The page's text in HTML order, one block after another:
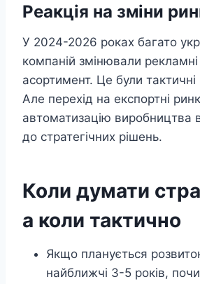
Реакція на зміни
У 2024-2026 роках багато
компаній змінювали
асортимент. Це були
Але перехід на експортні
автоматизацію виробництва
до стратегічних рішень.
Коли думати
а коли тактично
Якщо планується
найближчі 3-5 років,